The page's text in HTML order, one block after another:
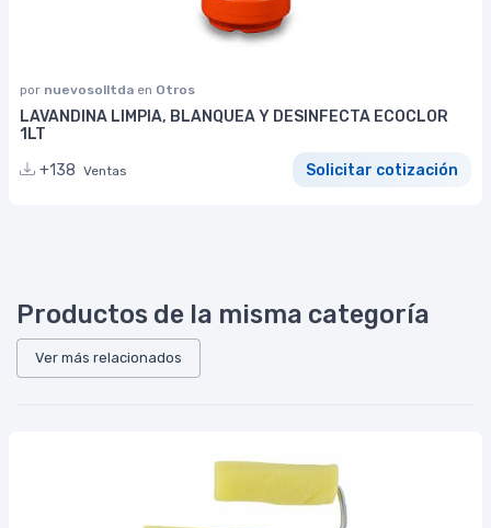
por nuevosolltda en Otros
LAVANDINA LIMPIA, BLANQUEA Y DESINFECTA ECOCLOR
1LT
+138 Ventas Solicitar cotización
Productos de la misma categoría
Ver más relacionados